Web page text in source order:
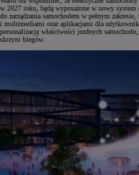
w 2027 roku, będą wyposażone w nowy
do zarządzania samochodem w pełnym
i multimediami oraz aplikacjami dla
personalizację właściwości jezdnych
skrzyni biegów.